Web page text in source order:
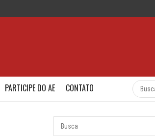
PARTICIPE DO AE CONTATO